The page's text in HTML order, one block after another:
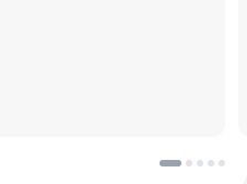
тренироваться.
1 месяца БЕСПЛАТНО!